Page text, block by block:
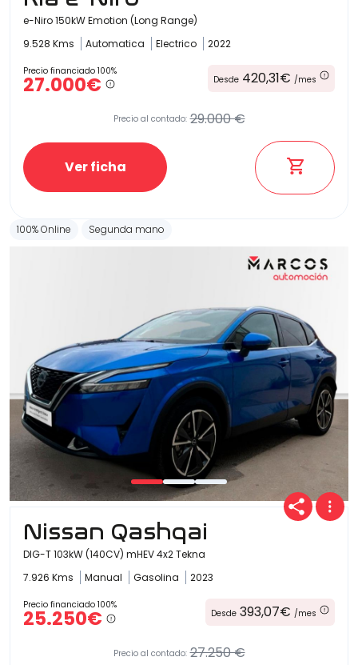
e-Niro 150kW Emotion (Long Range)
9.528 Kms
Automatica Electrico 2022
Precio financiado 100%
27.000€ Desde 420,31€ /mes
Precio al contado: 29.000 €
Ver ficha
100% Online Segunda mano
Nissan Qashqai
DIG-T 103kW (140CV) mHEV 4x2 Tekna
7.926 Kms
Manual Gasolina 2023
Precio financiado 100%
25.250€ Desde 393,07€ /mes
Precio al contado: 27.250 €